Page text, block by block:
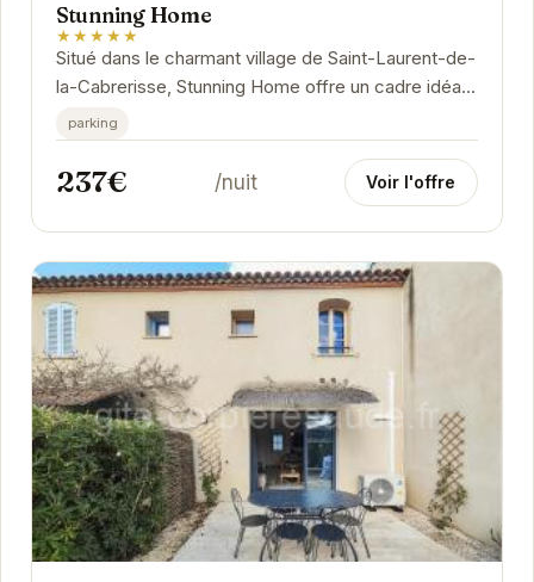
Stunning Home
★★★★★
Situé dans le charmant village de Saint-Laurent-de-
la-Cabrerisse, Stunning Home offre un cadre idéal
pour une escapade relaxante. Avec son
ambiance...
parking
237€ /nuit Voir l'offre